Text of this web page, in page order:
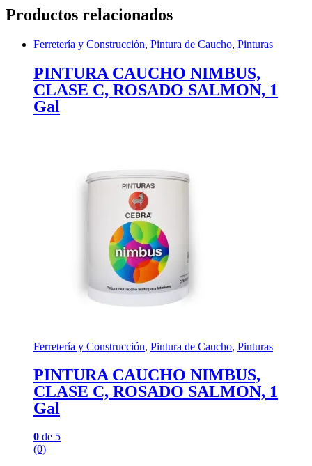
Productos relacionados
Ferretería y Construcción, Pintura de Caucho, Pinturas
PINTURA CAUCHO NIMBUS,
CLASE C, ROSADO SALMON, 1
Gal
Ferretería y Construcción, Pintura de Caucho, Pinturas
PINTURA CAUCHO NIMBUS,
CLASE C, ROSADO SALMON, 1
Gal
0 de 5
(0)